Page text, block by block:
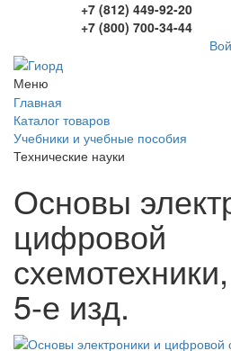
+7 (812) 449-92-20
+7 (800) 700-34-44
Меню
Главная
Каталог товаров
Учебники и учебные пособия
Технические науки
Основы
цифровой
5-е изд.